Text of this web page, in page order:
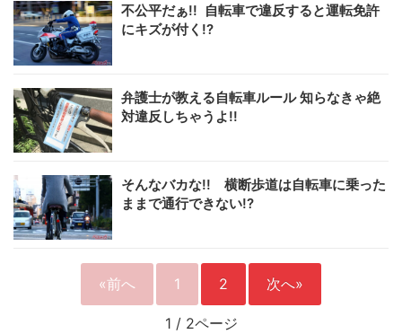
不公平だぁ!! 自転車で違反すると運転免許
にキズが付く!?
弁護士が教える自転車ルール 知らなきゃ絶
対違反しちゃうよ!!
そんなバカな!! 横断歩道は自転車に乗った
ままで通行できない!?
«前へ 1 2 次へ»
1 / 2ページ